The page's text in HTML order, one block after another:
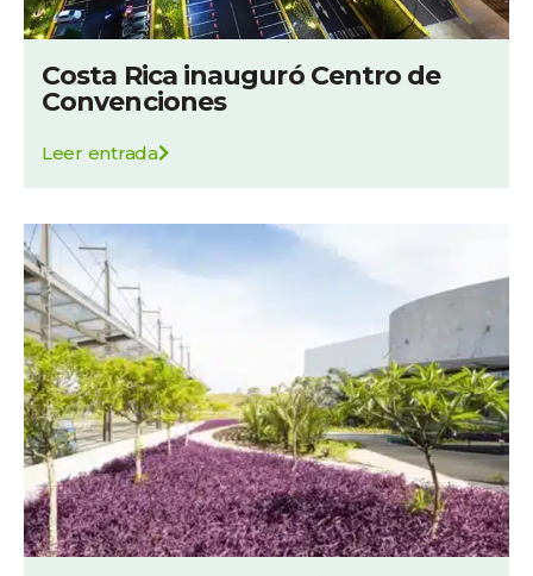
Costa Rica inauguró Centro de
Convenciones
Leer entrada